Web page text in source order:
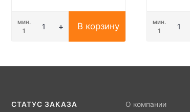
мин.
1
В корзину
мин.
1
СТАТУС ЗАКАЗА О компании